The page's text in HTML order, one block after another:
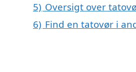
5) Oversigt over
6) Find en tatovør i